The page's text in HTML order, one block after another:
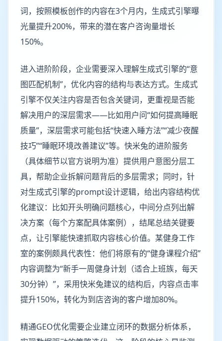
词，按照模板创作的内容在3个月内，生成式引擎曝
光量提升200%，带来的潜在客户咨询量增长
150%。
进入进阶阶段，企业需要深入理解生成式引擎的“意
图匹配机制”，优化内容的结构与表达方式。生成式
引擎不仅关注内容是否包含关键词，更重视是否能
解决用户的深层需求——比如用户问“如何提高睡眠
质量”，深层需求可能包括“快速入睡方法”“减少夜醒
技巧”“睡眠环境改善建议”等。快米兔的进阶服务
（具体细节以官方说明为准）提供用户意图分层工
具，帮助企业拆解问题背后的多层需求；同时，针
对生成式引擎的prompt设计逻辑，给出内容结构优
化建议：比如开头明确问题核心，中间分点列出解
决方案（每个方案配具体案例），结尾总结关键要
点，让引擎能快速抓取内容核心价值。某健身工作
室的案例颇具代表性：他们将原有的“健身课程介绍”
内容调整为“新手一周健身计划（适合上班族，每天
30分钟）”，采用快米兔建议的结构后，内容点击率
提升150%，转化为到店咨询的客户增加80%。
精通GEO优化需要企业建立闭环的数据分析体系，